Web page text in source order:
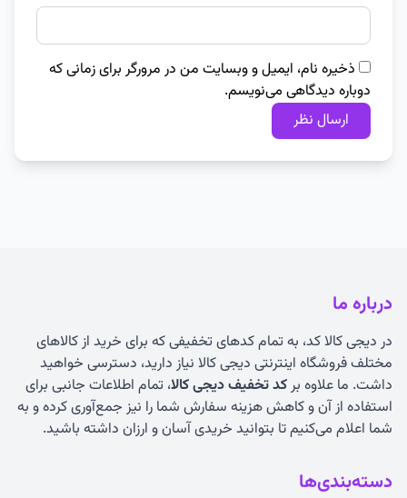
ذخیره نام، ایمیل و وبسایت من در مرورگر برای زمانی که
دوباره دیدگاهی می‌نویسم.
درباره ما
در دیجی کالا کد، به تمام کدهای تخفیفی که برای خرید از کالاهای
مختلف فروشگاه اینترنتی دیجی کالا نیاز دارید، دسترسی خواهید
داشت. ما علاوه برکد تخفیف دیجی کالا، تمام اطلاعات جانبی برای
استفاده از آن و کاهش هزینه سفارش شما را نیز جمع‌آوری کرده و به
شما اعلام می‌کنیم تا بتوانید خریدی آسان و ارزان داشته باشید.
دسته‌بندی‌ها